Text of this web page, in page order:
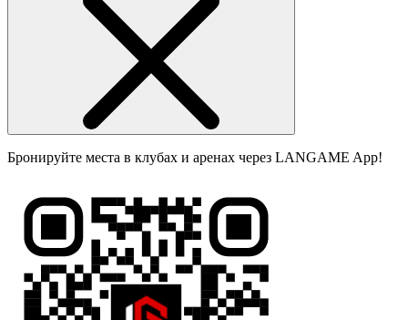
Бронируйте места в клубах и аренах через LANGAME App!